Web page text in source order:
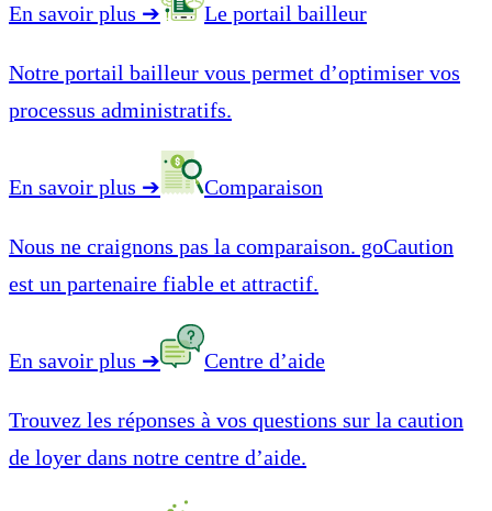
En savoir plus ➔ Le portail bailleur
Notre portail bailleur vous permet d’optimiser vos
processus administratifs.
En savoir plus ➔ Comparaison
Nous ne craignons pas la comparaison. goCaution
est un partenaire fiable et attractif.
En savoir plus ➔ Centre d’aide
Trouvez les réponses à vos questions sur la caution
de loyer dans notre centre d’aide.